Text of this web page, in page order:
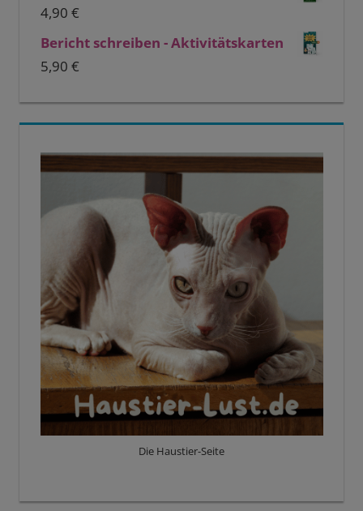
4,90 €
Bericht schreiben - Aktivitätskarten
5,90 €
Die Haustier-Seite